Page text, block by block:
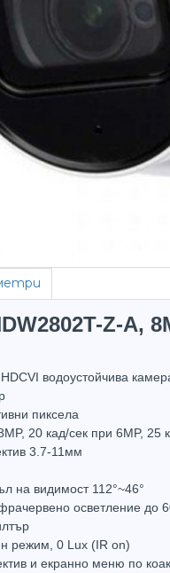
Z-A,
водоустойчива
пиксела
20 кад/сек при 6MP, 25
3.7-11мм
на видимост 112°~46°
осветление до
режим, 0 Lux (IR on)
и екранно меню по